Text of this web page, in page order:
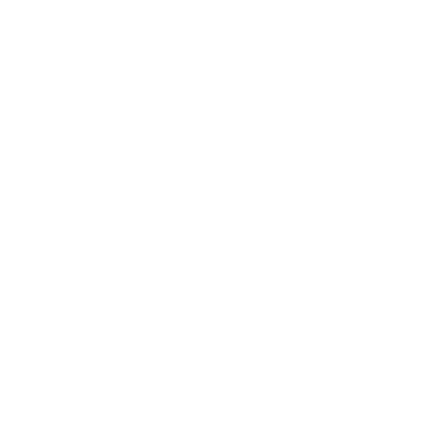
are used to help us analyze how the website is used and to offer